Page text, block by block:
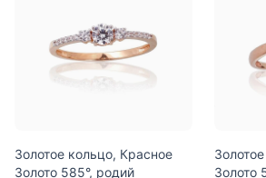
Золотое кольцо, Красное
Золото 585°, родий
Золото